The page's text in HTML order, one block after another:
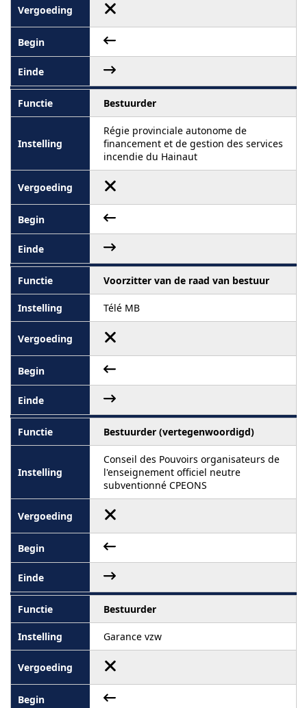
Bestuurder
Régie provinciale autonome de
financement et de gestion des services
incendie du Hainaut
Voorzitter van de raad van bestuur
Télé MB
Bestuurder (vertegenwoordigd)
Conseil des Pouvoirs organisateurs de
l'enseignement officiel neutre
subventionné CPEONS
Bestuurder
Garance vzw